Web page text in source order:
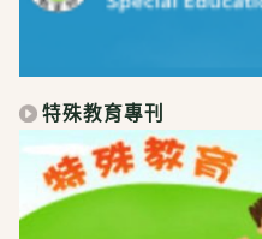
特殊教育專刊